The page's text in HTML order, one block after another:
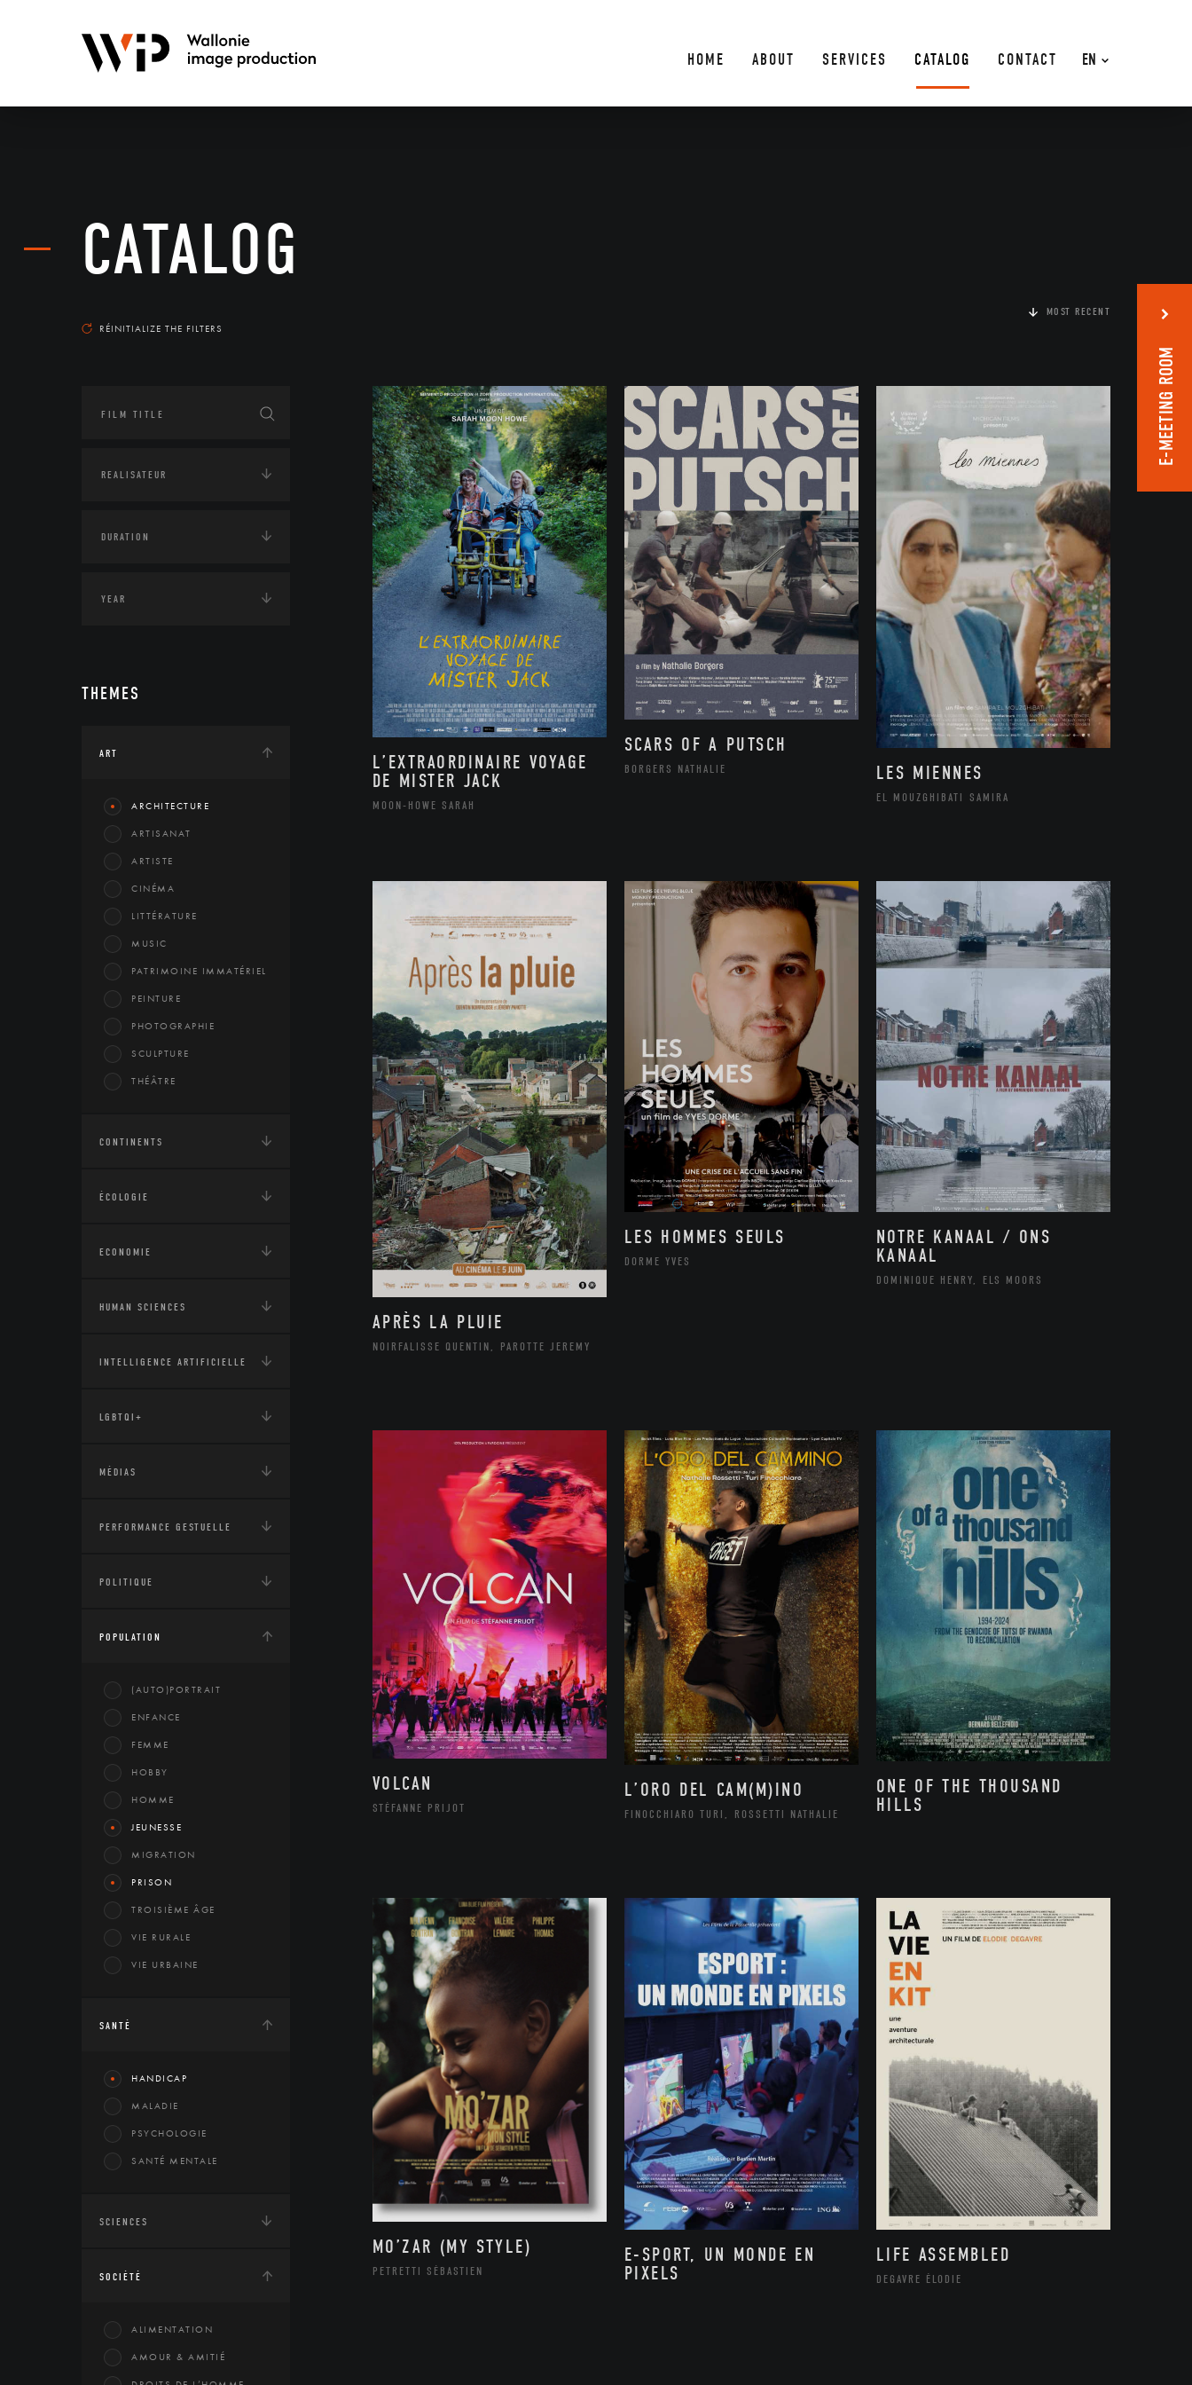
EN
HOME ABOUT SERVICES CATALOG CONTACT
CATALOG
RÉINITIALIZE THE FILTERS
THEMES
ART
ARCHITECTURE
ARTISANAT
ARTISTE
CINÉMA
LITTÉRATURE
MUSIC
PATRIMOINE IMMATÉRIEL
PEINTURE
PHOTOGRAPHIE
SCULPTURE
THÉÂTRE
CONTINENTS
ÉCOLOGIE
ECONOMIE
HUMAN SCIENCES
INTELLIGENCE ARTIFICIELLE
LGBTQI+
MÉDIAS
PERFORMANCE GESTUELLE
POLITIQUE
POPULATION
(AUTO)PORTRAIT
ENFANCE
FEMME
HOBBY
HOMME
JEUNESSE
MIGRATION
PRISON
TROISIÈME ÂGE
VIE RURALE
VIE URBAINE
SANTÉ
HANDICAP
MALADIE
PSYCHOLOGIE
SANTÉ MENTALE
SCIENCES
SOCIÉTÉ
ALIMENTATION
AMOUR & AMITIÉ
MOST RECENT
L’EXTRAORDINAIRE VOYAGE
DE MISTER JACK
MOON-HOWE SARAH
SCARS OF A PUTSCH
BORGERS NATHALIE LES MIENNES
EL MOUZGHIBATI SAMIRA
APRÈS LA PLUIE
NOIRFALISSE QUENTIN, PAROTTE JEREMY
LES HOMMES SEULS
DORME YVES
NOTRE KANAAL / ONS
KANAAL
DOMINIQUE HENRY, ELS MOORS
VOLCAN
STÉFANNE PRIJOT
L’ORO DEL CAM(M)INO
FINOCCHIARO TURI, ROSSETTI NATHALIE
ONE OF THE THOUSAND
HILLS
MO’ZAR (MY STYLE)
PETRETTI SÉBASTIEN
E-SPORT, UN MONDE EN
PIXELS
LIFE ASSEMBLED
DEGAVRE ÉLODIE
E-MEETING ROOM